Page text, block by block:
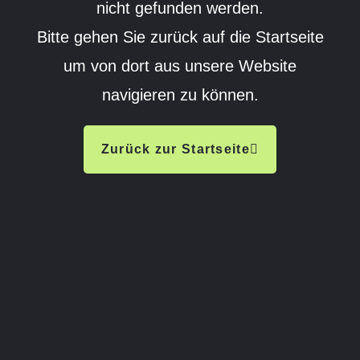
nicht gefunden werden.
Bitte gehen Sie zurück auf die Startseite
um von dort aus unsere Website
navigieren zu können.
Zurück zur Startseite